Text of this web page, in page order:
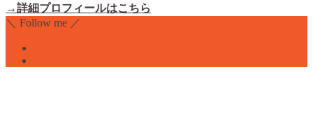
→詳細プロフィールはこちら
＼ Follow me ／